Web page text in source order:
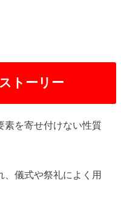
トーリー
素を寄せ付けない性質
、儀式や祭礼によく用